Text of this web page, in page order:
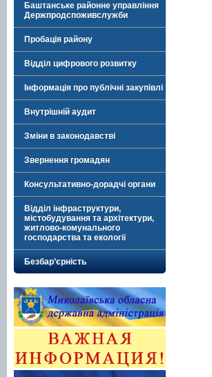
Баштанське районне управління
Держпродспоживслужби
Пробація району
Відділ цифрового розвитку
Інформація про публічні закупівлі
Внутрішній аудит
Зміни в законодавстві
Звернення громадян
Консультативно-дорадчі органи
Відділ інфраструктури,
містобудування та архітектури,
житлово-комунального
господарства та екології
Безбар’єрність